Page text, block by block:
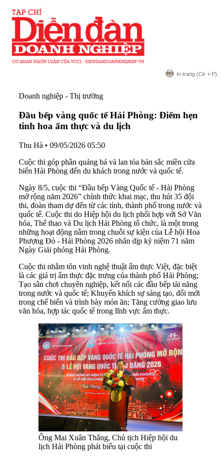
In trang (Ctr + P)
Doanh nghiệp - Thị trường
Đầu bếp vàng quốc tế Hải Phòng: Điểm hẹn
tinh hoa ẩm thực và du lịch
Thu Hà • 09/05/2026 05:50
Cuộc thi góp phần quảng bá và lan tỏa bản sắc miền cửa
biển Hải Phòng đến du khách trong nước và quốc tế.
Ngày 8/5, cuộc thi “Đầu bếp Vàng Quốc tế - Hải Phòng
mở rộng năm 2026” chính thức khai mạc, thu hút 35 đội
thi, đoàn tham dự đến từ các tỉnh, thành phố trong nước và
quốc tế. Cuộc thi do Hiệp hội du lịch phối hợp với Sở Văn
hóa, Thể thao và Du lịch Hải Phòng tổ chức, là một trong
những hoạt động nằm trong chuỗi sự kiện của Lễ hội Hoa
Phượng Đỏ - Hải Phòng 2026 nhân dịp kỷ niệm 71 năm
Ngày Giải phóng Hải Phòng.
Cuộc thi nhằm tôn vinh nghệ thuật ẩm thực Việt, đặc biệt
là các giá trị ẩm thực đặc trưng của thành phố Hải Phòng;
Tạo sân chơi chuyên nghiệp, kết nối các đầu bếp tài năng
trong nước và quốc tế; Khuyến khích sự sáng tạo, đổi mới
trong chế biến và trình bày món ăn; Tăng cường giao lưu
văn hóa, hợp tác quốc tế trong lĩnh vực ẩm thực.
Ông Mai Xuân Thắng, Chủ tịch Hiệp hội du
lịch Hải Phòng phát biểu tại cuộc thi